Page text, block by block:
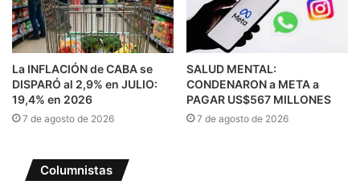
La INFLACIÓN de CABA se
DISPARÓ al 2,9% en JULIO:
19,4% en 2026
7 de agosto de 2026
SALUD MENTAL:
CONDENARON a META a
PAGAR US$567 MILLONES
7 de agosto de 2026
Columnistas